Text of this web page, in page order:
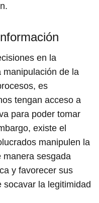
en la
manipulación de la
es
tengan acceso a
para poder tomar
existe el
manipulen la
manera sesgada
y favorecer sus
la legitimidad